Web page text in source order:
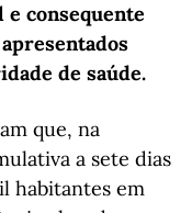
consequente
de saúde.
que, na
a sete dias
habitantes em